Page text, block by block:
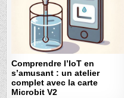
Comprendre l’IoT en
s’amusant : un atelier
complet avec la carte
Microbit V2